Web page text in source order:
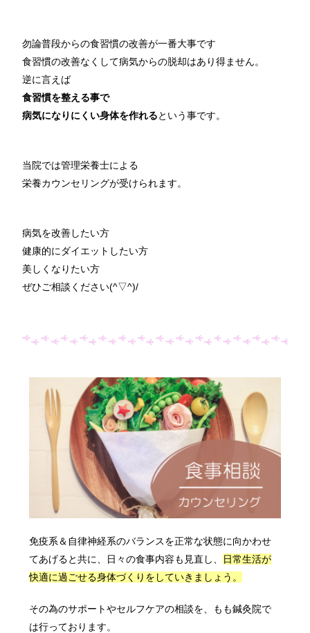
勿論普段からの食習慣の改善が一番大事です
食習慣の改善なくして病気からの脱却はあり得ません。
逆に言えば
食習慣を整える事で
病気になりにくい身体を作れるという事です。
当院では管理栄養士による
栄養カウンセリングが受けられます。
病気を改善したい方
健康的にダイエットしたい方
美しくなりたい方
ぜひご相談ください(^▽^)/
免疫系＆自律神経系のバランスを正常な状態に向かわせ
てあげると共に、 日々の食事内容も見直し、 日常生活が
快適に過ごせる身体づくりをしていきましょう。
その為のサポートやセルフケアの相談を、もも鍼灸院で
は行っております。